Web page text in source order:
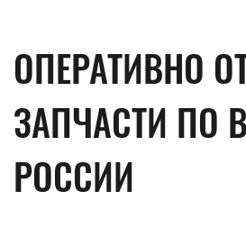
ОПЕРАТИВНО
ЗАПЧАСТИ ПО
РОССИИ